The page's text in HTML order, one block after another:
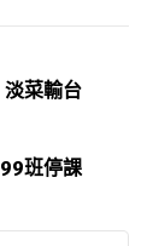
菜輸台
班停課